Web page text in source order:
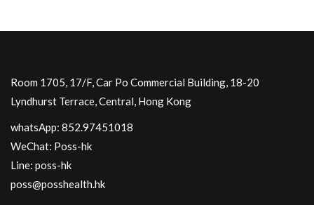
Room 1705, 17/F, Car Po Commercial Building, 18-20
Lyndhurst Terrace, Central, Hong Kong
whatsApp: 852.97451018
WeChat: Poss-hk
Line: poss-hk
poss@posshealth.hk